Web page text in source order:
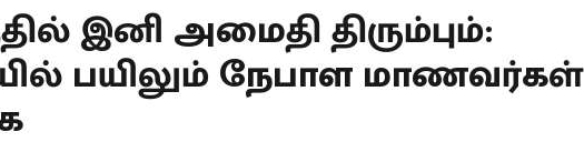
இனி அமைதி திரும்பும்:
பயிலும் நேபாள மாணவர்கள்